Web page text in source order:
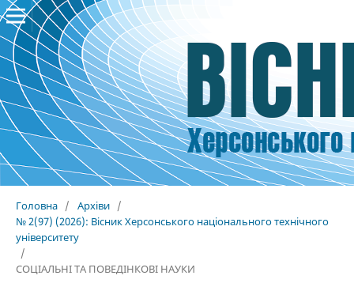
Головна / Архіви /
№ 2(97) (2026): Вісник Херсонського національного технічного
університету
/
СОЦІАЛЬНІ ТА ПОВЕДІНКОВІ НАУКИ